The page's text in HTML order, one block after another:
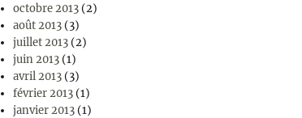
octobre 2013 (2)
août 2013 (3)
juillet 2013 (2)
juin 2013 (1)
avril 2013 (3)
février 2013 (1)
janvier 2013 (1)